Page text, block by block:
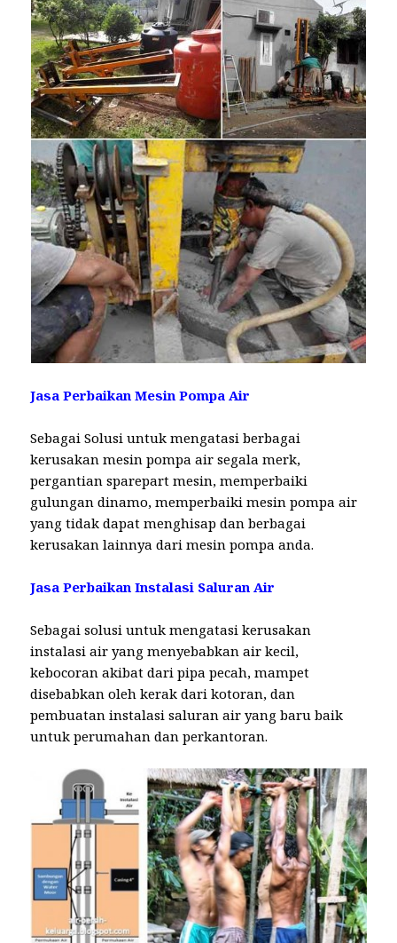
Jasa Perbaikan Mesin Pompa Air
Sebagai Solusi untuk mengatasi berbagai
kerusakan mesin pompa air segala merk,
pergantian sparepart mesin, memperbaiki
gulungan dinamo, memperbaiki mesin pompa air
yang tidak dapat menghisap dan berbagai
kerusakan lainnya dari mesin pompa anda.
Jasa Perbaikan Instalasi Saluran Air
Sebagai solusi untuk mengatasi kerusakan
instalasi air yang menyebabkan air kecil,
kebocoran akibat dari pipa pecah, mampet
disebabkan oleh kerak dari kotoran, dan
pembuatan instalasi saluran air yang baru baik
untuk perumahan dan perkantoran.